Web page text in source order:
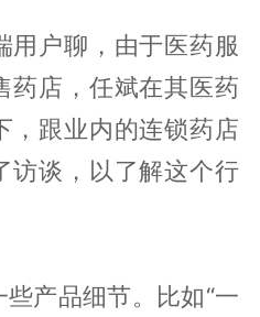
用户聊，由于医药服
药店，任斌在其医药
，跟业内的连锁药店
访谈，以了解这个行
产品细节。比如“一